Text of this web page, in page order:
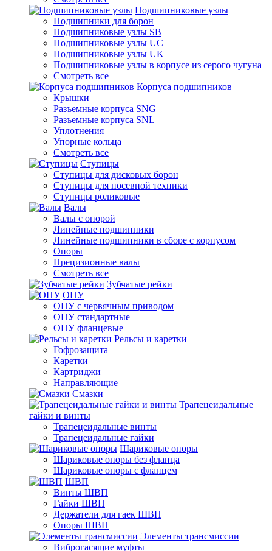
Подшипниковые узлы
Подшипники для борон
Подшипниковые узлы SB
Подшипниковые узлы UC
Подшипниковые узлы UK
Подшипниковые узлы в корпусе из серого чугуна
Смотреть все
Корпуса подшипников
Крышки
Разъемные корпуса SNG
Разъемные корпуса SNL
Уплотнения
Упорные кольца
Смотреть все
Ступицы
Ступицы для дисковых борон
Ступицы для посевной техники
Ступицы роликовые
Валы
Валы с опорой
Линейные подшипники
Линейные подшипники в сборе с корпусом
Опоры
Прецизионные валы
Смотреть все
Зубчатые рейки
ОПУ
ОПУ с червячным приводом
ОПУ стандартные
ОПУ фланцевые
Рельсы и каретки
Гофрозащита
Каретки
Картриджи
Направляющие
Смазки
Трапецеидальные
гайки и винты
Трапецеидальные винты
Трапецеидальные гайки
Шариковые опоры
Шариковые опоры без фланца
Шариковые опоры с фланцем
ШВП
Винты ШВП
Гайки ШВП
Держатели для гаек ШВП
Опоры ШВП
Элементы трансмиссии
Виброгасящие муфты